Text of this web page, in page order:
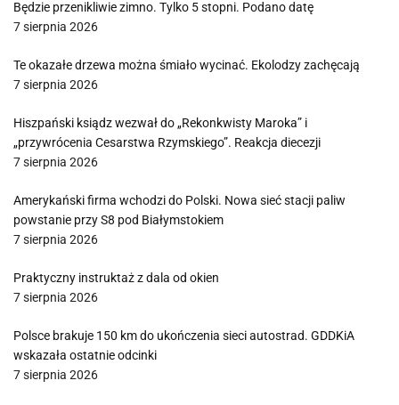
Będzie przenikliwie zimno. Tylko 5 stopni. Podano datę
7 sierpnia 2026
Te okazałe drzewa można śmiało wycinać. Ekolodzy zachęcają
7 sierpnia 2026
Hiszpański ksiądz wezwał do „Rekonkwisty Maroka” i
„przywrócenia Cesarstwa Rzymskiego”. Reakcja diecezji
7 sierpnia 2026
Amerykański firma wchodzi do Polski. Nowa sieć stacji paliw
powstanie przy S8 pod Białymstokiem
7 sierpnia 2026
Praktyczny instruktaż z dala od okien
7 sierpnia 2026
Polsce brakuje 150 km do ukończenia sieci autostrad. GDDKiA
wskazała ostatnie odcinki
7 sierpnia 2026